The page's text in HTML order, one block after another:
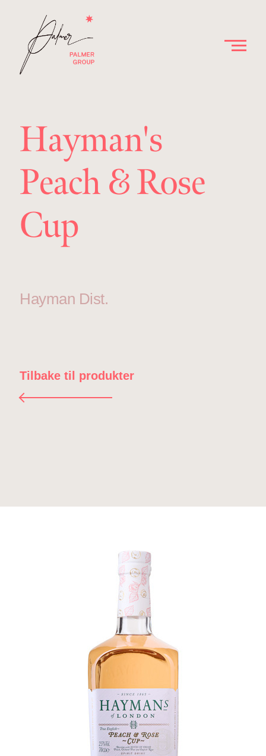
Hayman's
Peach & Rose
Cup
Hayman Dist.
Tilbake til produkter